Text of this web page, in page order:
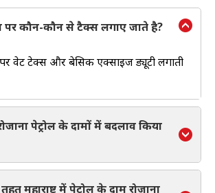
पर कौन-कौन से टैक्स लगाए जाते है?
पर वेट टेक्स और बेसिक एक्साइज ड्यूटी लगाती
रोजाना पेट्रोल के दामों में बदलाव किया
महाराष्ट्र में पेट्रोल के दाम रोजाना